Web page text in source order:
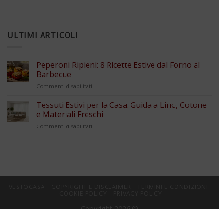
ULTIMI ARTICOLI
Peperoni Ripieni: 8 Ricette Estive dal Forno al
Barbecue
Commenti disabilitati
Ripieni:
Ricette
Tessuti Estivi per la Casa: Guida a Lino, Cotone
e Materiali Freschi
Commenti disabilitati
Guida